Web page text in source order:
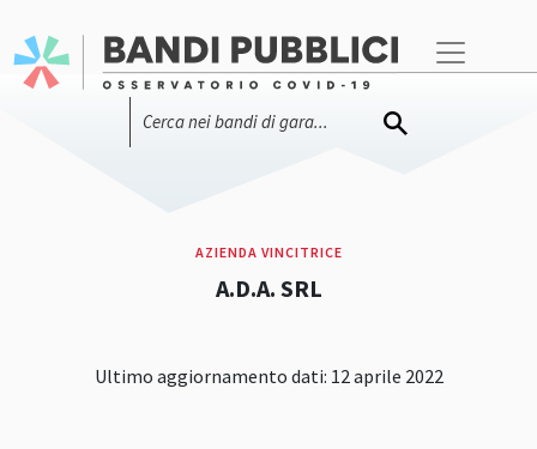
AZIENDA VINCITRICE
A.D.A. SRL
Ultimo aggiornamento dati: 12 aprile 2022